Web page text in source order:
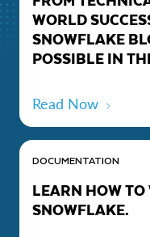
WORLD
SNOWFLAKE
POSSIBLE IN
Read Now
DOCUMENTATION
LEARN HOW
SNOWFLAKE.